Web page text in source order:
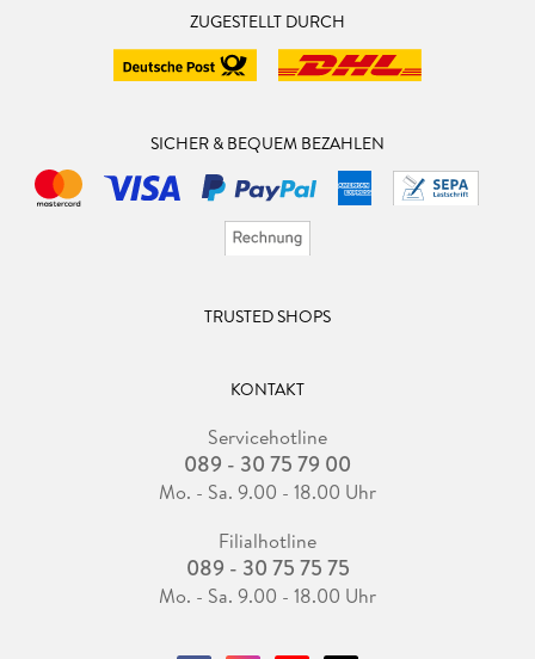
ZUGESTELLT DURCH
SICHER & BEQUEM BEZAHLEN
TRUSTED SHOPS
KONTAKT
Servicehotline
089 - 30 75 79 00
Mo. - Sa. 9.00 - 18.00 Uhr
Filialhotline
089 - 30 75 75 75
Mo. - Sa. 9.00 - 18.00 Uhr